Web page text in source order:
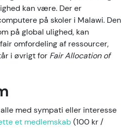
kan være. Der er
på skoler i Malawi. Den
på global ulighed, kan
omfordeling af ressourcer,
i øvrigt for Fair Allocation of
med sympati eller interesse
et medlemskab(100 kr /